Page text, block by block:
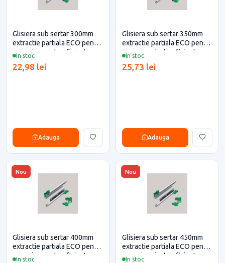
In stoc
Glisiera sub sertar 300mm
extractie partiala ECO pentru
casa si proiecte eficiente
22,98 lei
Adauga
In stoc
Glisiera sub sertar 350mm
extractie partiala ECO pentru
casa si proiecte eficiente
25,73 lei
Adauga
Nou
In stoc
Glisiera sub sertar 400mm
extractie partiala ECO pentru
casa si proiecte eficiente
Nou
In stoc
Glisiera sub sertar 450mm
extractie partiala ECO pentru
casa si proiecte eficiente